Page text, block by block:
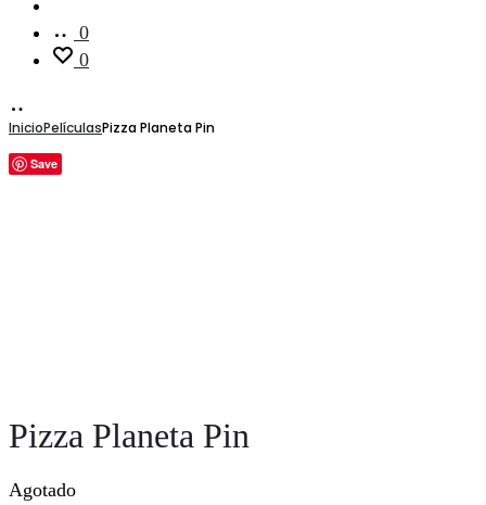
0
0
InicioPelículasPizza Planeta Pin
Save
Pizza Planeta Pin
Agotado